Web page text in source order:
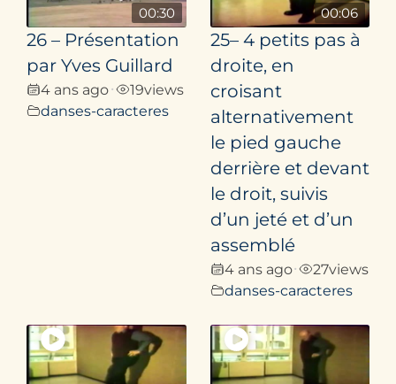
00:30
26 – Présentation
par Yves Guillard
4 ans ago• 19views
danses-caracteres
00:06
25– 4 petits pas à
droite, en
croisant
alternativement
le pied gauche
derrière et devant
le droit, suivis
d’un jeté et d’un
assemblé
4 ans ago• 27views
danses-caracteres